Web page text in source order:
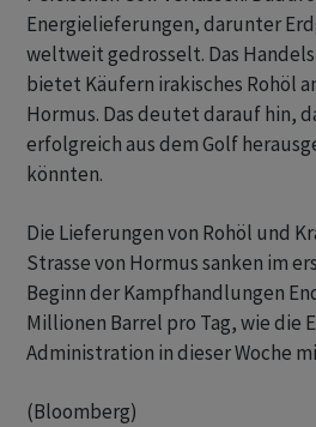
Energielieferungen, darunter
weltweit gedrosselt. Das
bietet Käufern irakisches Rohöl
Hormus. Das deutet darauf hin,
erfolgreich aus dem Golf
könnten.
Die Lieferungen von Rohöl und
Strasse von Hormus sanken im
Beginn der Kampfhandlungen
Millionen Barrel pro Tag, wie die
Administration in dieser Woche
(Bloomberg)